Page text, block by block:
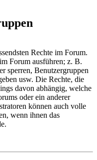
Rechte im Forum.
Forum ausführen; z. B.
sperren, Benutzergruppen
usw. Die Rechte, die
davon abhängig, welche
oder ein anderer
können auch volle
wenn ihnen das